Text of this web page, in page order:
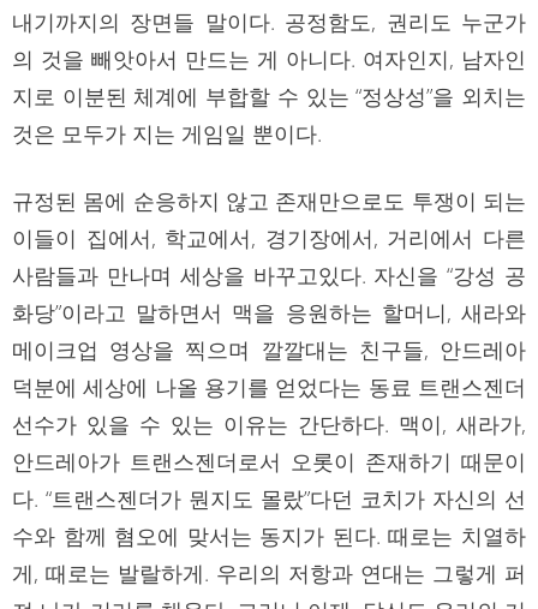
내기까지의 장면들 말이다. 공정함도, 권리도 누군가
의 것을 빼앗아서 만드는 게 아니다. 여자인지, 남자인
지로 이분된 체계에 부합할 수 있는 “정상성”을 외치는
것은 모두가 지는 게임일 뿐이다.
규정된 몸에 순응하지 않고 존재만으로도 투쟁이 되는
이들이 집에서, 학교에서, 경기장에서, 거리에서 다른
사람들과 만나며 세상을 바꾸고있다. 자신을 “강성 공
화당”이라고 말하면서 맥을 응원하는 할머니, 새라와
메이크업 영상을 찍으며 깔깔대는 친구들, 안드레아
덕분에 세상에 나올 용기를 얻었다는 동료 트랜스젠더
선수가 있을 수 있는 이유는 간단하다. 맥이, 새라가,
안드레아가 트랜스젠더로서 오롯이 존재하기 때문이
다. “트랜스젠더가 뭔지도 몰랐”다던 코치가 자신의 선
수와 함께 혐오에 맞서는 동지가 된다. 때로는 치열하
게, 때로는 발랄하게. 우리의 저항과 연대는 그렇게 퍼